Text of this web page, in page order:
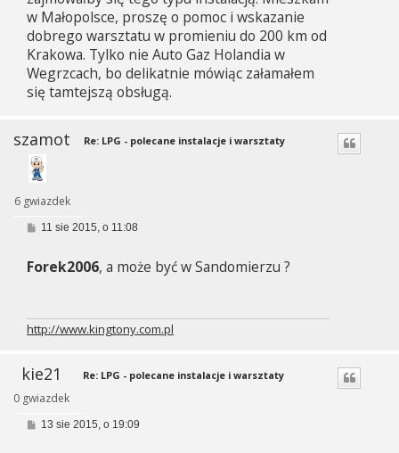
w Małopolsce, proszę o pomoc i wskazanie
dobrego warsztatu w promieniu do 200 km od
Krakowa. Tylko nie Auto Gaz Holandia w
Wegrzcach, bo delikatnie mówiąc załamałem
się tamtejszą obsługą.
szamot
6 gwiazdek
Re: LPG - polecane instalacje i warsztaty
P
t
11 sie 2015, o 11:08
Forek2006, a może być w Sandomierzu ?
http://www.kingtony.com.pl
kie21
0 gwiazdek
Re: LPG - polecane instalacje i warsztaty
P13 sie 2015, o 19:09